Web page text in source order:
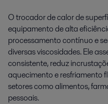
O trocador de calor de
equipamento de alta
processamento contínuo e
diversas viscosidades. Ele
consistente, reduz
aquecimento e resfriamento
setores como alimentos,
pessoais.